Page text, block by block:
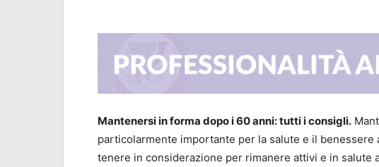
Mantenersi in forma dopo i 60 anni: tutti i consigli.
particolarmente importante per la salute e il
tenere in considerazione per rimanere attivi e in salute